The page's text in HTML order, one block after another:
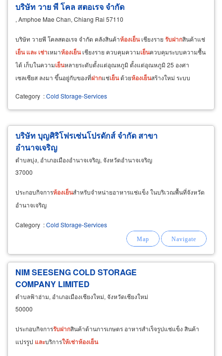
บริษัท วาย พี โคล สตอเรจ จำกัด
, Amphoe Mae Chan, Chiang Rai 57110
บริษัท วายพี โคลสตอเรจ จำกัด คลังสินค้าห้องเย็นเชียงราย รับฝากสินค้าแช่
เย็น และ เช่าเหมาห้องเย็นเชียงราย ควบคุมความเย็นควบคุมระบบความชื้น
ได้ เก็บในความเย็นหลายระดับตั้งแต่อุณหภูมิ ตั้งแต่อุณหภูมิ 25 องศา
เซลเซียส ลงมา ขึ้นอยู่กับของที่ฝากแช่เย็นด้วยห้องเย็นสร้างใหม่ ระบบ
Category :Cold Storage-Services
บริษัท บุญศิริโฟรเซ่นโปรดักส์ จำกัด สาขา
อำนาจเจริญ
ตำบลบุ่ง, อำเภอเมืองอำนาจเจริญ, จังหวัดอำนาจเจริญ
37000
ประกอบกิจการห้องเย็นสำหรับจำหน่ายอาหารแช่แข็ง ในบริเวณพื้นที่จังหวัด
อำนาจเจริญ
Category :Cold Storage-Services
NIM SEESENG COLD STORAGE
COMPANY LIMITED
ตำบลฟ้าฮ่าม, อำเภอเมืองเชียงใหม่, จังหวัดเชียงใหม่
50000
ประกอบกิจการรับฝากสินค้าด้านการเกษตร อาหารสำเร็จรูปแช่แข็ง สินค้า
แปรรูป และบริการให้เช่าห้องเย็น